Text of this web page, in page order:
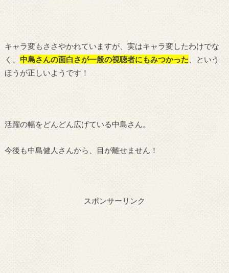
キャラ変もささやかれていますが、実はキャラ変したわけでな
く、 中島さんの面白さが一般の視聴者にもみつかった 、という
ほうが正しいようです！
活躍の幅をどんどん広げている中島さん。
今後も中島健人さんから、目が離せません！
スポンサーリンク